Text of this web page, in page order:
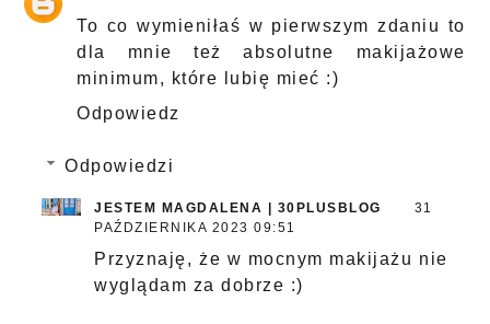
To co wymieniłaś w pierwszym zdaniu to
dla mnie też absolutne makijażowe
minimum, które lubię mieć :)
Odpowiedz
Odpowiedzi
JESTEM MAGDALENA | 30PLUSBLOG
31
PAŹDZIERNIKA 2023 09:51
Przyznaję, że w mocnym makijażu nie
wyglądam za dobrze :)